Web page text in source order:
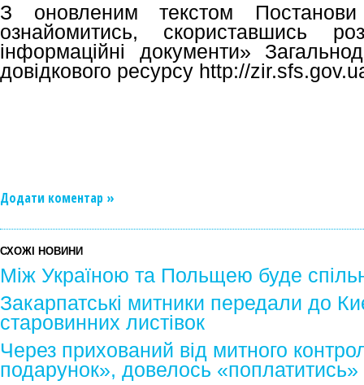
З оновленим текстом
ознайомитись, скориставшись
інформаційні документи»
довідкового ресурсу http://
Додати коментар »
СХОЖІ НОВИНИ
Між Україною та Польщею буде
Закарпатські митники передали до
старовинних листівок
Через прихований від митного
подарунок», довелось